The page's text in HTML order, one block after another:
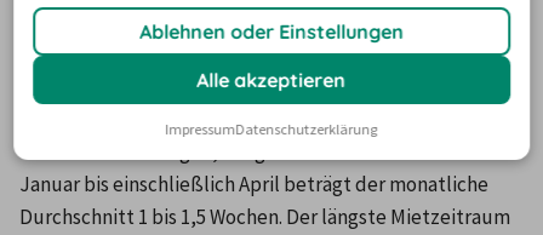
Wie lange werden Mietwagen durchschnittlich in Perth
gemietet? Mietwagen in Perth wurden durchschnittlich
gemietet. Gerade in den Monaten, in denen
die Schulferien liegen, steigt die Mietdauer an. Von
Januar bis einschließlich April beträgt der monatliche
Durchschnitt 1 bis 1,5 Wochen. Der längste Mietzeitraum
Ablehnen oder Einstellungen
Alle akzeptieren
ImpressumDatenschutzerklärung